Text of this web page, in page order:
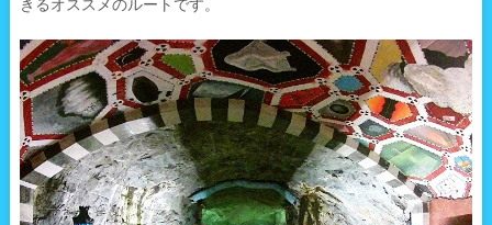
きるオススメのルートです。